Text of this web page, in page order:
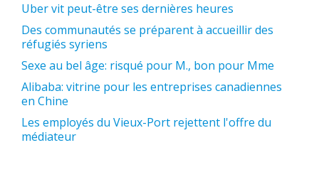
Uber vit peut-être ses dernières heures
Des communautés se préparent à accueillir des
réfugiés syriens
Sexe au bel âge: risqué pour M., bon pour Mme
Alibaba: vitrine pour les entreprises canadiennes
en Chine
Les employés du Vieux-Port rejettent l'offre du
médiateur